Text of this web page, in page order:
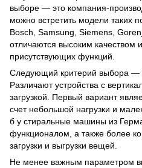
выборе — это компания-
можно встретить модели таких
Bosch, Samsung, Siemens,
отличаются высоким качеством
присутствующих функций.
Следующий критерий выбора —
Различают устройства с
загрузкой. Первый вариант
счет небольшой нагрузки и
б у стиральные машины из
функционалом, а также более
загрузки и выгрузки вещей.
Не менее важным параметром